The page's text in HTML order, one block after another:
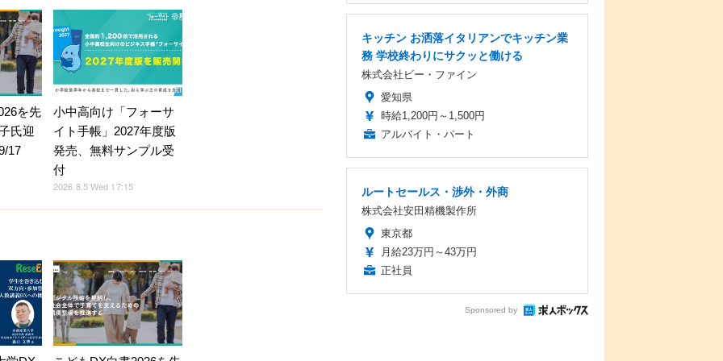
を先
氏迎
17
小中高向け「フォーサ
イト手帳」2027年度版
発売、無料サンプル受
付
2026.8.5 Wed 17:15
キッチン お洒落イタリアンでキッチン業
務 学校終わりにサクッと働ける
株式会社ビー・ファイン
愛知県
時給1,200円～1,500円
アルバイト・パート
ルートセールス・渉外・外商
株式会社安田精機製作所
東京都
月給23万円～43万円
正社員
Sponsored by